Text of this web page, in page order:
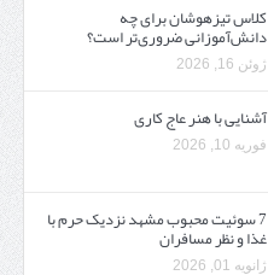
کلاس تیزهوشان برای چه
دانش‌آموزانی ضروری‌تر است؟
ژوئن 16, 2026
آشنایی با هنر عاج کاری
فوریه 10, 2026
7 سوئیت محبوب مشهد نزدیک حرم با
غذا و نظر مسافران
ژانویه 01, 2026